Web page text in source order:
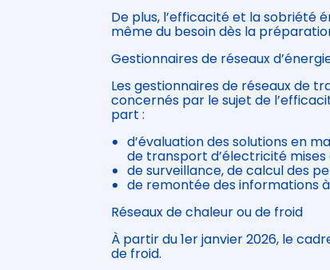
De plus, l’efficacité et la sobriété
même du besoin dès la
Gestionnaires de réseaux
Les gestionnaires de réseaux de
concernés par le sujet de
part :
d’évaluation des solutions en
de transport d’électricité
de surveillance, de calcul des
de remontée des informations
Réseaux de chaleur ou de froid
À partir du 1er janvier 2026, le
de froid.